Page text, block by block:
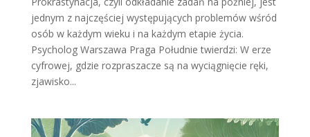
jednym z najczęściej występujących problemów wśród
osób w każdym wieku i na każdym etapie życia.
Psycholog Warszawa Praga Południe twierdzi: W erze
cyfrowej, gdzie rozpraszacze są na wyciągnięcie ręki,
zjawisko...